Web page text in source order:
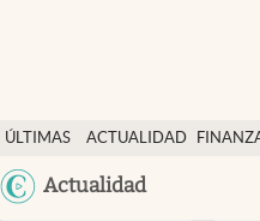
ÚLTIMAS
NOTICIAS
ACTUALIDAD
Actualidad
Actualidad
Finanzas y economía